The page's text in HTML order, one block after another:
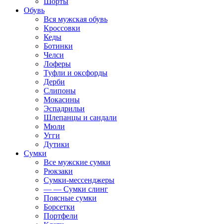
Обувь
Вся мужская обувь
Кроссовки
Кеды
Ботинки
Челси
Лоферы
Туфли и оксфорды
Дерби
Слипоны
Мокасины
Эспадрильи
Шлепанцы и сандали
Мюли
Угги
Дутики
Сумки
Все мужские сумки
Рюкзаки
Сумки-мессенджеры
— — Сумки слинг
Поясные сумки
Борсетки
Портфели